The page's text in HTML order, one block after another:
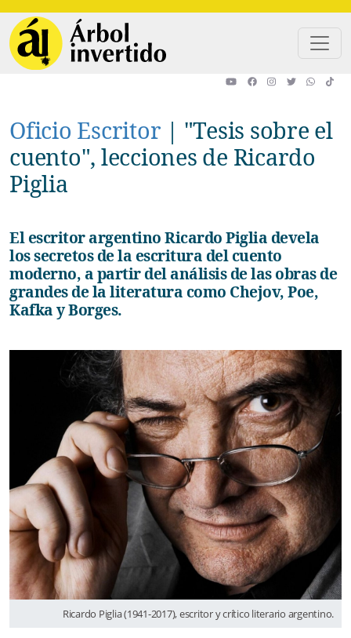
Oficio Escritor | "Tesis sobre el
cuento", lecciones de Ricardo
Piglia
El escritor argentino Ricardo Piglia devela
los secretos de la escritura del cuento
moderno, a partir del análisis de las obras de
grandes de la literatura como Chejov, Poe,
Kafka y Borges.
Ricardo Piglia (1941-2017), escritor y crítico literario argentino.